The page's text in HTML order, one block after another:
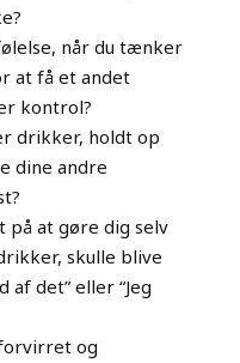
når du tænker
at få et andet
kontrol?
drikker, holdt op
dine andre
på at gøre dig selv
skulle blive
af det” eller “Jeg
og